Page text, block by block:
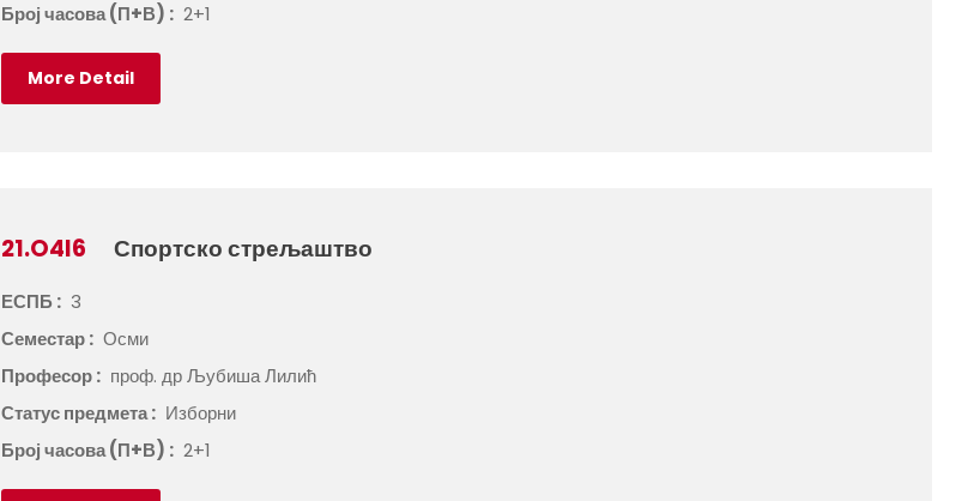
Број часова (П+В) : 2+1
More Detail
21.O4I6 Спортско стрељаштво
ЕСПБ : 3
Семестар : Осми
Професор : проф. др Љубиша Лилић
Статус предмета : Изборни
Број часова (П+В) : 2+1